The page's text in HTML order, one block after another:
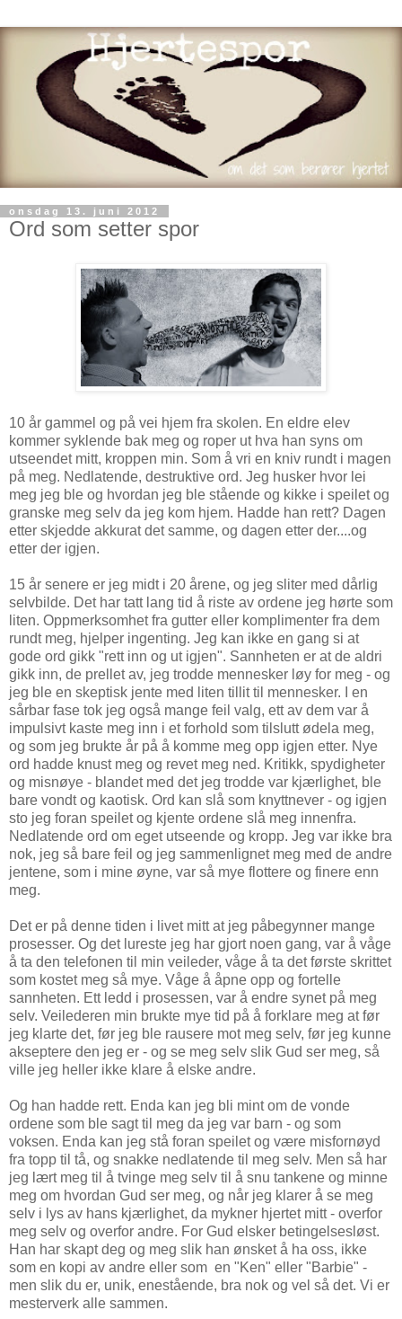
onsdag 13. juni 2012
Ord som setter spor
10 år gammel og på vei hjem fra skolen. En eldre elev
kommer syklende bak meg og roper ut hva han syns om
utseendet mitt, kroppen min. Som å vri en kniv rundt i magen
på meg. Nedlatende, destruktive ord. Jeg husker hvor lei
meg jeg ble og hvordan jeg ble stående og kikke i speilet og
granske meg selv da jeg kom hjem. Hadde han rett? Dagen
etter skjedde akkurat det samme, og dagen etter der....og
etter der igjen.
15 år senere er jeg midt i 20 årene, og jeg sliter med dårlig
selvbilde. Det har tatt lang tid å riste av ordene jeg hørte som
liten. Oppmerksomhet fra gutter eller komplimenter fra dem
rundt meg, hjelper ingenting. Jeg kan ikke en gang si at
gode ord gikk "rett inn og ut igjen". Sannheten er at de aldri
gikk inn, de prellet av, jeg trodde mennesker løy for meg - og
jeg ble en skeptisk jente med liten tillit til mennesker. I en
sårbar fase tok jeg også mange feil valg, ett av dem var å
impulsivt kaste meg inn i et forhold som tilslutt ødela meg,
og som jeg brukte år på å komme meg opp igjen etter. Nye
ord hadde knust meg og revet meg ned. Kritikk, spydigheter
og misnøye - blandet med det jeg trodde var kjærlighet, ble
bare vondt og kaotisk. Ord kan slå som knyttnever - og igjen
sto jeg foran speilet og kjente ordene slå meg innenfra.
Nedlatende ord om eget utseende og kropp. Jeg var ikke bra
nok, jeg så bare feil og jeg sammenlignet meg med de andre
jentene, som i mine øyne, var så mye flottere og finere enn
meg.
Det er på denne tiden i livet mitt at jeg påbegynner mange
prosesser. Og det lureste jeg har gjort noen gang, var å våge
å ta den telefonen til min veileder, våge å ta det første skrittet
som kostet meg så mye. Våge å åpne opp og fortelle
sannheten. Ett ledd i prosessen, var å endre synet på meg
selv. Veilederen min brukte mye tid på å forklare meg at før
jeg klarte det, før jeg ble rausere mot meg selv, før jeg kunne
akseptere den jeg er - og se meg selv slik Gud ser meg, så
ville jeg heller ikke klare å elske andre.
Og han hadde rett. Enda kan jeg bli mint om de vonde
ordene som ble sagt til meg da jeg var barn - og som
voksen. Enda kan jeg stå foran speilet og være misfornøyd
fra topp til tå, og snakke nedlatende til meg selv. Men så har
jeg lært meg til å tvinge meg selv til å snu tankene og minne
meg om hvordan Gud ser meg, og når jeg klarer å se meg
selv i lys av hans kjærlighet, da mykner hjertet mitt - overfor
meg selv og overfor andre. For Gud elsker betingelsesløst.
Han har skapt deg og meg slik han ønsket å ha oss, ikke
som en kopi av andre eller som en "Ken" eller "Barbie" -
men slik du er, unik, enestående, bra nok og vel så det. Vi er
mesterverk alle sammen.